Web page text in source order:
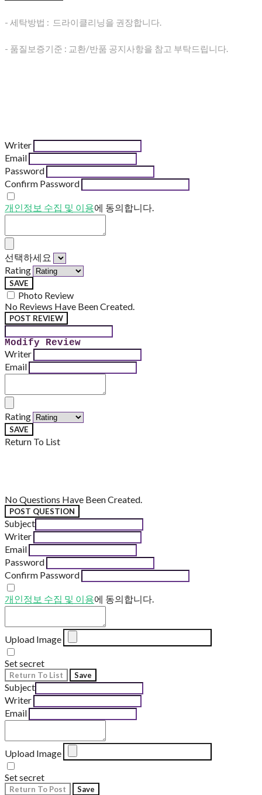
- 세탁방법 : 드라이클리닝을 권장합니다.
- 품질보증기준 : 교환/반품 공지사항을 참고 부탁드립니다.
Writer
Email
Password
Confirm Password
개인정보 수집 및 이용에 동의합니다.
선택하세요
Rating
SAVE
Photo Review
No Reviews Have Been Created.
POST REVIEW
Modify Review
Writer
Email
Rating
SAVE
Return To List
No Questions Have Been Created.
POST QUESTION
Subject
Writer
Email
Password
Confirm Password
개인정보 수집 및 이용에 동의합니다.
Upload Image
Set secret
Return To List Save
Subject
Writer
Email
Upload Image
Set secret
Return To Post Save